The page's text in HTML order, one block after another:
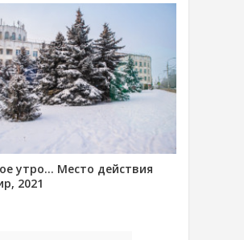
утро… Место действия
2021